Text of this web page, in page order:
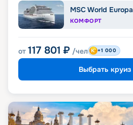
MSC World Europa
КОМФОРТ
от 117 801 ₽ /чел +1 000
Выбрать круиз